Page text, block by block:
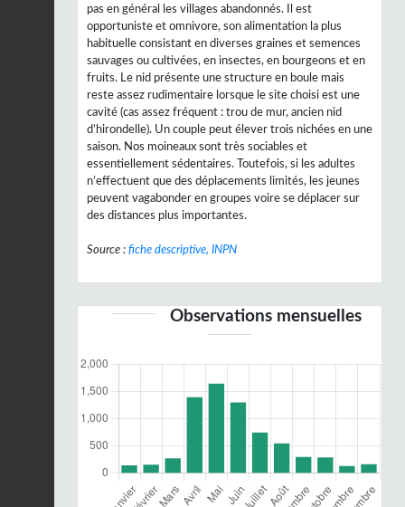
pas en général les villages abandonnés. Il est
opportuniste et omnivore, son alimentation la plus
habituelle consistant en diverses graines et semences
sauvages ou cultivées, en insectes, en bourgeons et en
fruits. Le nid présente une structure en boule mais
reste assez rudimentaire lorsque le site choisi est une
cavité (cas assez fréquent : trou de mur, ancien nid
d’hirondelle). Un couple peut élever trois nichées en une
saison. Nos moineaux sont très sociables et
essentiellement sédentaires. Toutefois, si les adultes
n’effectuent que des déplacements limités, les jeunes
peuvent vagabonder en groupes voire se déplacer sur
des distances plus importantes.
Source : fiche descriptive, INPN
Observations mensuelles